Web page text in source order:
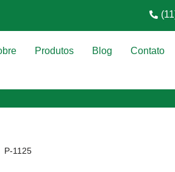
Produtos Blog Contato
P-1125